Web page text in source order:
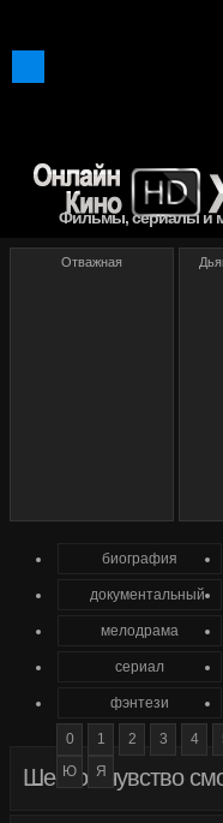
Фильмы, сериалы и
Шестое чувство
биография
документальный
мелодрама
сериал
фэнтези
0 1 2 3 4
Ю
Я
Отважная